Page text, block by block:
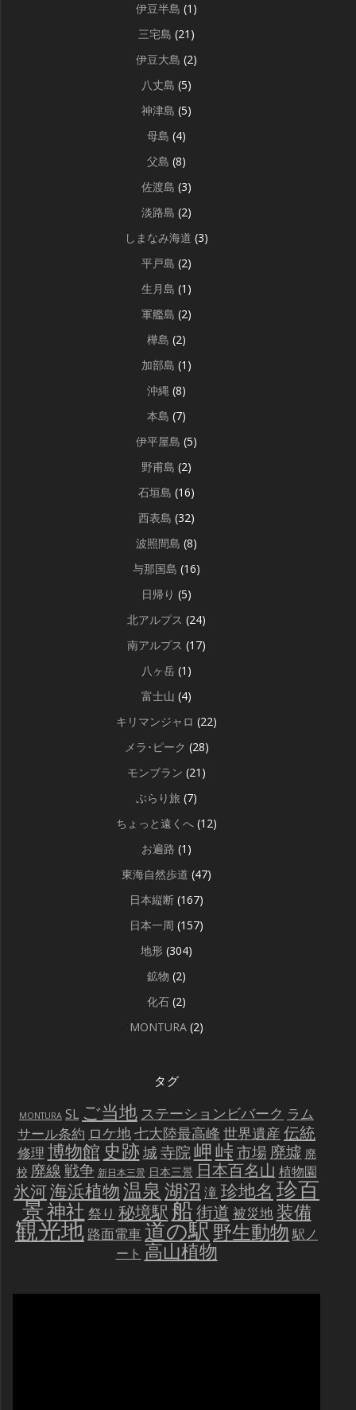
伊豆半島 (1)
三宅島 (21)
伊豆大島 (2)
八丈島 (5)
神津島 (5)
母島 (4)
父島 (8)
佐渡島 (3)
淡路島 (2)
しまなみ海道 (3)
平戸島 (2)
生月島 (1)
軍艦島 (2)
樺島 (2)
加部島 (1)
沖縄 (8)
本島 (7)
伊平屋島 (5)
野甫島 (2)
石垣島 (16)
西表島 (32)
波照間島 (8)
与那国島 (16)
日帰り (5)
北アルプス (24)
南アルプス (17)
八ヶ岳 (1)
富士山 (4)
キリマンジャロ (22)
メラ･ピーク (28)
モンブラン (21)
ぶらり旅 (7)
ちょっと遠くへ (12)
お遍路 (1)
東海自然歩道 (47)
日本縦断 (167)
日本一周 (157)
地形 (304)
鉱物 (2)
化石 (2)
MONTURA (2)
タグ
MONTURA SL ご当地 ステーションビバーク ラム
サール条約 ロケ地七大陸最高峰 世界遺産 伝統
修理 博物館 史跡城寺院岬峠市場 廃墟 廃
校 廃線戦争 新日本三景 日本三景 日本百名山 植物園
氷河海浜植物温泉湖沼 滝珍地名 珍百
景神社 祭り 秘境駅船街道 被災地 装備
観光地 路面電車道の駅野生動物 駅ノ
ート 高山植物